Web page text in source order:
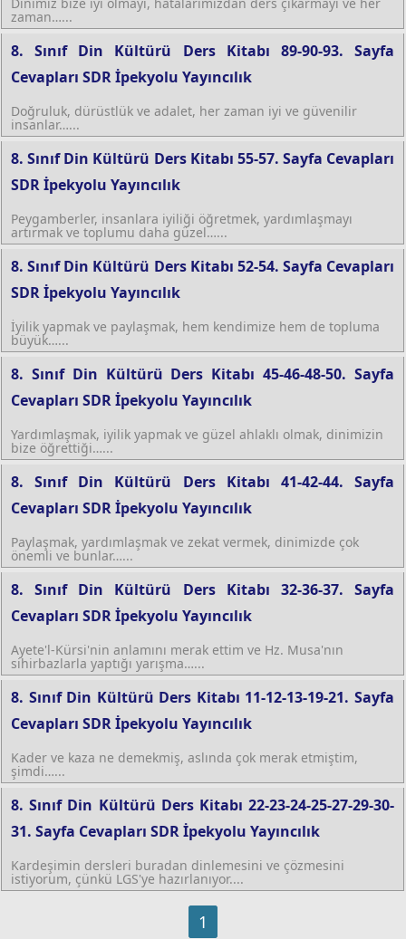
zaman…...
8. Sınıf Din Kültürü Ders Kitabı 89-90-93. Sayfa
Cevapları SDR İpekyolu Yayıncılık
Doğruluk, dürüstlük ve adalet, her zaman iyi ve güvenilir
insanlar…...
8. Sınıf Din Kültürü Ders Kitabı 55-57. Sayfa Cevapları
SDR İpekyolu Yayıncılık
Peygamberler, insanlara iyiliği öğretmek, yardımlaşmayı
artırmak ve toplumu daha güzel…...
8. Sınıf Din Kültürü Ders Kitabı 52-54. Sayfa Cevapları
SDR İpekyolu Yayıncılık
İyilik yapmak ve paylaşmak, hem kendimize hem de topluma
büyük…...
8. Sınıf Din Kültürü Ders Kitabı 45-46-48-50. Sayfa
Cevapları SDR İpekyolu Yayıncılık
Yardımlaşmak, iyilik yapmak ve güzel ahlaklı olmak, dinimizin
bize öğrettiği…...
8. Sınıf Din Kültürü Ders Kitabı 41-42-44. Sayfa
Cevapları SDR İpekyolu Yayıncılık
Paylaşmak, yardımlaşmak ve zekat vermek, dinimizde çok
önemli ve bunlar…...
8. Sınıf Din Kültürü Ders Kitabı 32-36-37. Sayfa
Cevapları SDR İpekyolu Yayıncılık
Ayete'l-Kürsi'nin anlamını merak ettim ve Hz. Musa'nın
sihirbazlarla yaptığı yarışma…...
8. Sınıf Din Kültürü Ders Kitabı 11-12-13-19-21. Sayfa
Cevapları SDR İpekyolu Yayıncılık
Kader ve kaza ne demekmiş, aslında çok merak etmiştim,
şimdi…...
8. Sınıf Din Kültürü Ders Kitabı 22-23-24-25-27-29-30-
31. Sayfa Cevapları SDR İpekyolu Yayıncılık
Kardeşimin dersleri buradan dinlemesini ve çözmesini
istiyorum, çünkü LGS'ye hazırlanıyor....
1